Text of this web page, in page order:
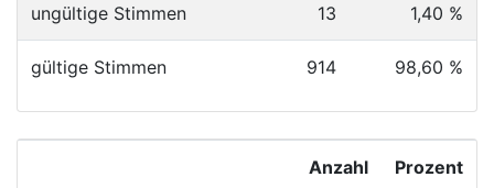
ungültige Stimmen 13 1,40 %
gültige Stimmen 914 98,60 %
Anzahl Prozent